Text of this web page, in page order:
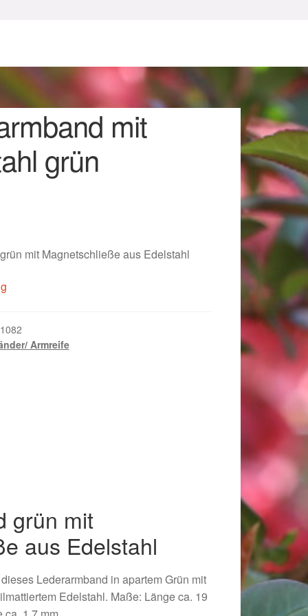
mit
grün
mit Magnetschließe aus Edelstahl
Armreife
grün mit
aus Edelstahl
Lederarmband in apartem Grün mit
Edelstahl. Maße: Länge ca. 19